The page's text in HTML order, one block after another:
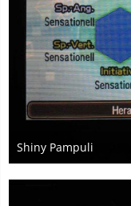
Shiny Pampuli
18. Mai 2017
1